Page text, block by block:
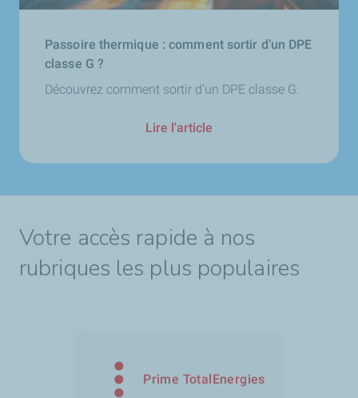
Passoire thermique : comment sortir d’un DPE
classe G ?
Découvrez comment sortir d’un DPE classe G.
Lire l'article
Votre accès rapide à nos
rubriques les plus populaires
Prime TotalEnergies